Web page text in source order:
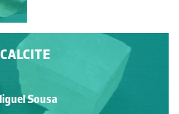
CALCITE
Sousa